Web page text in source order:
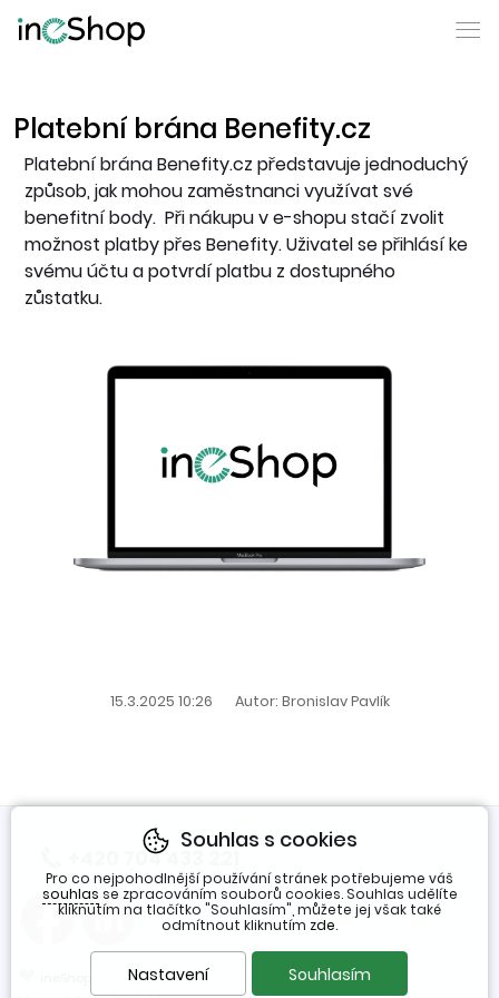
Platební brána Benefity.cz
Platební brána Benefity.cz představuje jednoduchý
způsob, jak mohou zaměstnanci využívat své
benefitní body. Při nákupu v e-shopu stačí zvolit
možnost platby přes Benefity. Uživatel se přihlásí ke
svému účtu a potvrdí platbu z dostupného
zůstatku.
15.3.2025 10:26 Autor: Bronislav Pavlík
+420 704 433 221
(Po-Pá 7:30-16h)
Souhlas s cookies
Pro co nejpohodlnější používání stránek potřebujeme váš
souhlas se zpracováním souborů cookies. Souhlas udělíte
kliknutím na tlačítko "Souhlasím", můžete jej však také
odmítnout kliknutím zde.
Nastavení Souhlasím